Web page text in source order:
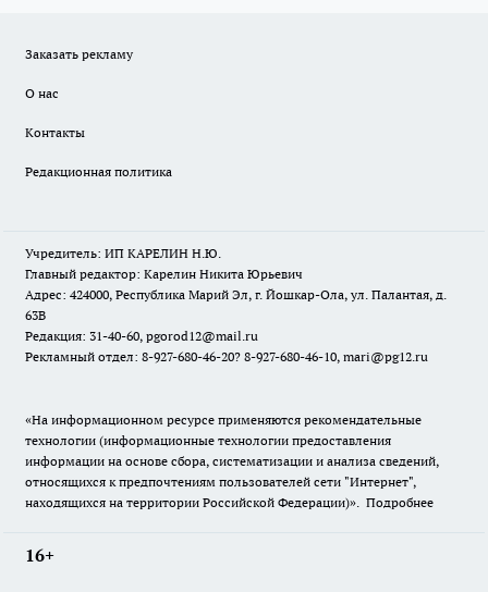
Заказать рекламу
О нас
Контакты
Редакционная политика
Учредитель: ИП КАРЕЛИН Н.Ю.
Главный редактор: Карелин Никита Юрьевич
Адрес: 424000, Республика Марий Эл, г. Йошкар-Ола, ул. Палантая, д.
63В
Редакция: 31-40-60, pgorod12@mail.ru
Рекламный отдел: 8-927-680-46-20? 8-927-680-46-10, mari@pg12.ru
«На информационном ресурсе применяются рекомендательные
технологии (информационные технологии предоставления
информации на основе сбора, систематизации и анализа сведений,
относящихся к предпочтениям пользователей сети "Интернет",
находящихся на территории Российской Федерации)». Подробнее
16+